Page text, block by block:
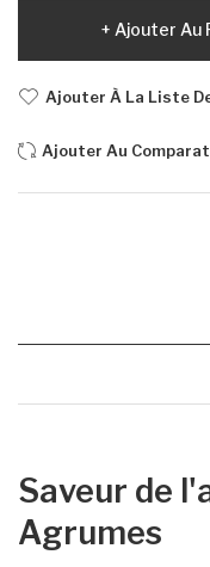
Ajouter Au
Ajouter À La Liste
Ajouter Au
Saveur de
Agrumes